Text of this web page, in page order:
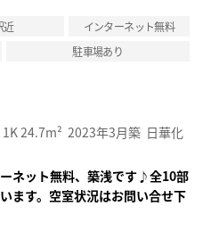
近
インターネット無料
駐車場あり
1K24.7m² 2023年3月築 日華化
ネット無料、築浅です♪全10部
ます。空室状況はお問い合せ下